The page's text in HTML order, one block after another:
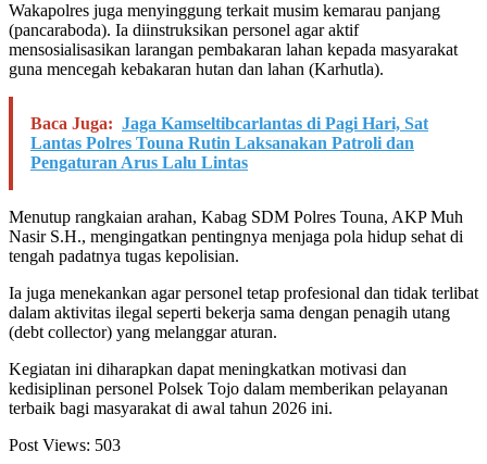
Wakapolres juga menyinggung terkait musim kemarau panjang
(pancaraboda). Ia diinstruksikan personel agar aktif
mensosialisasikan larangan pembakaran lahan kepada masyarakat
guna mencegah kebakaran hutan dan lahan (Karhutla).
Baca Juga: Jaga Kamseltibcarlantas di Pagi Hari, Sat
Lantas Polres Touna Rutin Laksanakan Patroli dan
Pengaturan Arus Lalu Lintas
Menutup rangkaian arahan, Kabag SDM Polres Touna, AKP Muh
Nasir S.H., mengingatkan pentingnya menjaga pola hidup sehat di
tengah padatnya tugas kepolisian.
Ia juga menekankan agar personel tetap profesional dan tidak terlibat
dalam aktivitas ilegal seperti bekerja sama dengan penagih utang
(debt collector) yang melanggar aturan.
Kegiatan ini diharapkan dapat meningkatkan motivasi dan
kedisiplinan personel Polsek Tojo dalam memberikan pelayanan
terbaik bagi masyarakat di awal tahun 2026 ini.
Post Views: 503